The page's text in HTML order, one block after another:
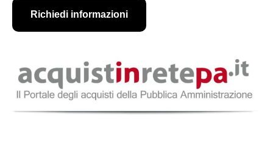
Richiedi informazioni